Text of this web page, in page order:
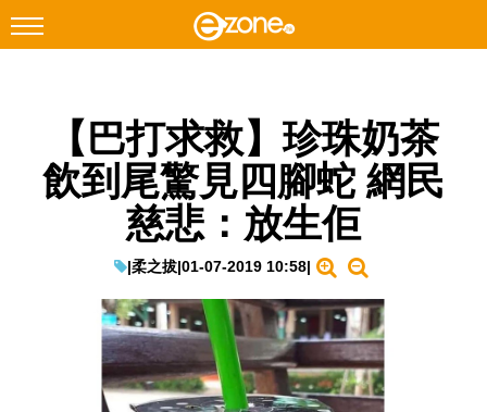
Facebook Instagram
科技焦點
【巴打求救】珍珠奶茶
飲到尾驚見四腳蛇 網民
慈悲：放生佢
|柔之拔|01-07-2019 10:58|